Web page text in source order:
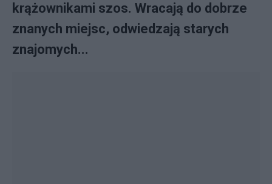
krążownikami szos. Wracają do dobrze
znanych miejsc, odwiedzają starych
znajomych...